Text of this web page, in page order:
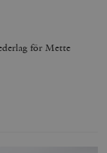
för Mette